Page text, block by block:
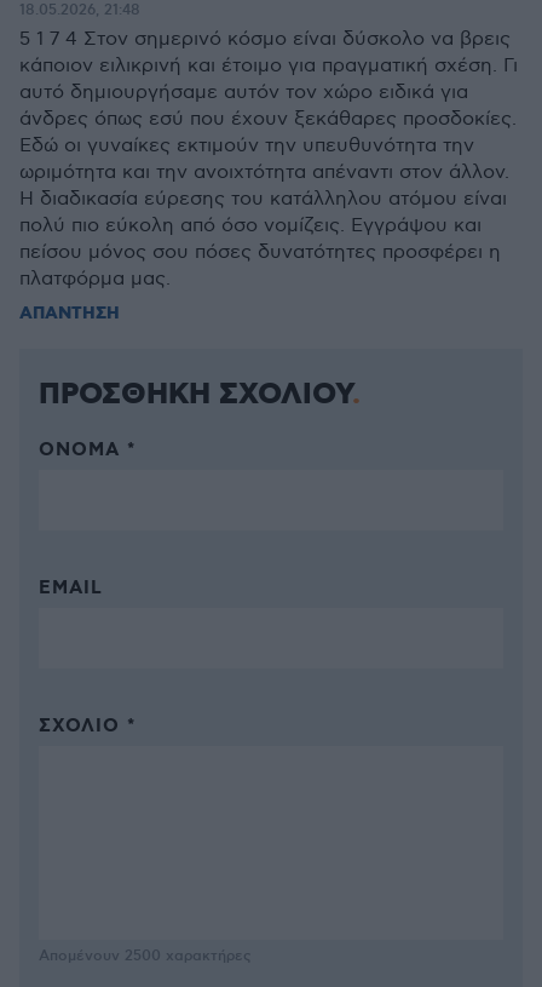
18.05.2026, 21:48
5 1 7 4 Στον σημερινό κόσμο είναι δύσκολο να βρεις
κάποιον ειλικρινή και έτοιμο για πραγματική σχέση. Γι
αυτό δημιουργήσαμε αυτόν τον χώρο ειδικά για
άνδρες όπως εσύ που έχουν ξεκάθαρες προσδοκίες.
Εδώ οι γυναίκες εκτιμούν την υπευθυνότητα την
ωριμότητα και την ανοιχτότητα απέναντι στον άλλον.
Η διαδικασία εύρεσης του κατάλληλου ατόμου είναι
πολύ πιο εύκολη από όσο νομίζεις. Εγγράψου και
πείσου μόνος σου πόσες δυνατότητες προσφέρει η
πλατφόρμα μας.
ΑΠΑΝΤΗΣΗ
ΠΡΟΣΘΗΚΗ ΣΧΟΛΙΟΥ
ΌΝΟΜΑ *
EMAIL
ΣΧΌΛΙΟ *
Απομένουν 2500 χαρακτήρες